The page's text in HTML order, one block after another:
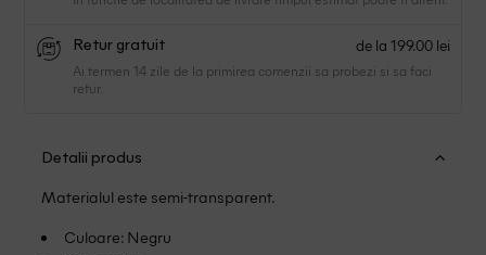
Retur gratuit de la 199.00 lei
Ai termen 14 zile de la primirea comenzii sa probezi si sa faci
retur.
Detalii produs
Materialul este semi-transparent.
Culoare: Negru